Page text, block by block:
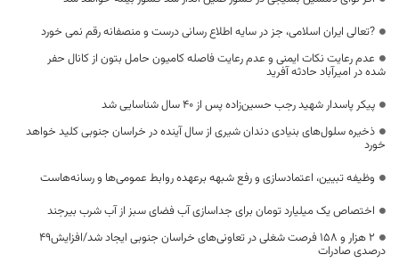
?تعالی ایران اسلامی، جز در سایه اطلاع رسانی درست و منصفانه رقم نمی خورد
عدم رعایت نکات ایمنی و عدم رعایت فاصله کامیون حامل بتون از کانال حفر
شده در امیرآباد حادثه آفرید
پیکر پاسدار شهید رجب حسین‌زاده پس از ۴۰ سال شناسایی شد
ذخیره سلول‌های بنیادی دندان شیری از سال آینده در خراسان جنوبی کلید خواهد
خورد
وظیفه تبیین، اعتمادسازی و رفع شبهه برعهده روابط عمومی‌ها و رسانه‌هاست
اختصاص یک میلیارد تومان برای جداسازی آب فضای سبز از آب شرب بیرجند
۲ هزار و ۱۵۸ فرصت شغلی در تعاونی‌های خراسان جنوبی ایجاد شد/افزایش۴۹
درصدی صادرات